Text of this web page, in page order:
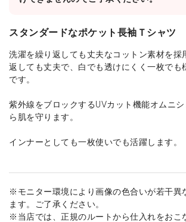
スタンダードなポケット長袖Ｔシャツ
洗濯を繰り返しても丈夫なコットン素材を採
返しても丈夫で、白でも透けにくく一枚でも
です。
紫外線をブロックするUVカット機能オムニ
ら肌を守ります。
インナーとしても一枚使いでも活躍します。
※モニター環境により画像の色合いが若干異
ます。ご了承ください。
※当店では、正規のルートから仕入れをおこ